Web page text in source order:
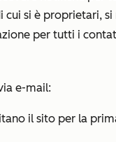
cui si è proprietari, si
per tutti i
e-mail:
il sito per la